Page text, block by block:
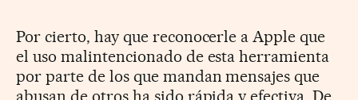
Por cierto, hay que reconocerle a Apple que
el uso malintencionado de esta herramienta
por parte de los que mandan mensajes que
abusan de otros ha sido rápida y efectiva. De